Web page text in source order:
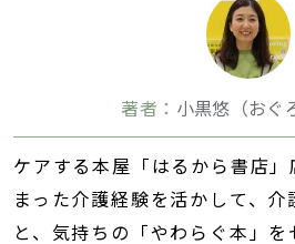
著者： 小黒悠（おぐ
ケアする本屋「はるから書店
まった介護経験を活かして、
と、気持ちの「やわらぐ本」